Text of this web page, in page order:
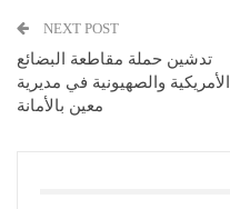
NEXT POST
تدشين حملة مقاطعة البضائع
الأمريكية والصهيونية في مديرية
معين بالأمانة